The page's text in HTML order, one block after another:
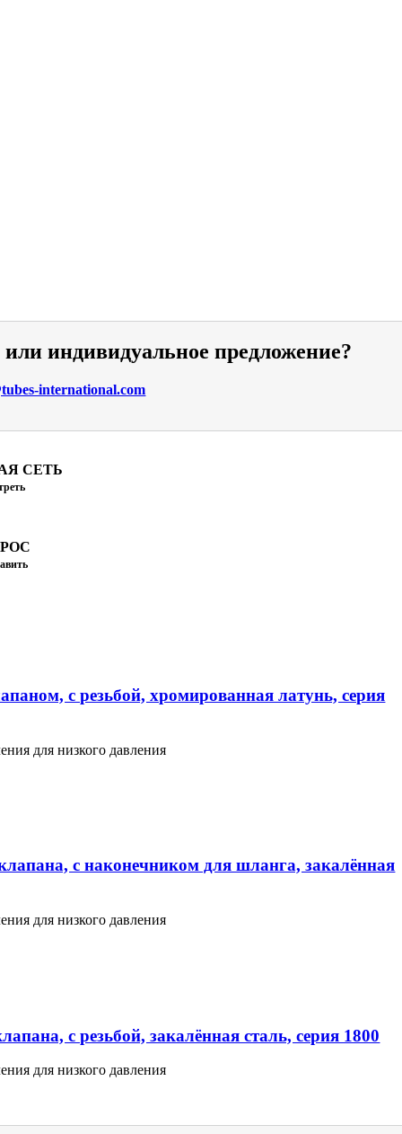
индивидуальное предложение?
international.com
СЕТЬ
с резьбой, хромированная латунь, серия
для низкого давления
с наконечником для шланга, закалённая
для низкого давления
с резьбой, закалённая сталь, серия 1800
для низкого давления